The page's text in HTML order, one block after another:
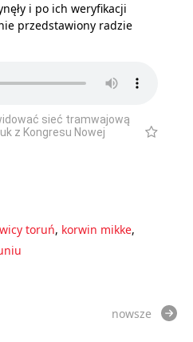
i po ich weryfikacji
przedstawiony radzie
sieć tramwajową
z Kongresu Nowej
toruń, korwin mikke,
nowsze